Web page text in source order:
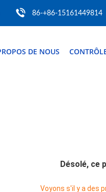
86-+86-15161449814
DE NOUS
Désolé, ce
Voyons s'il y a des